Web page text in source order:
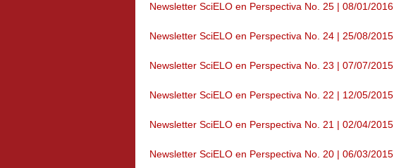
Newsletter SciELO en Perspectiva No. 25 | 08/01/2016
Newsletter SciELO en Perspectiva No. 24 | 25/08/2015
Newsletter SciELO en Perspectiva No. 23 | 07/07/2015
Newsletter SciELO en Perspectiva No. 22 | 12/05/2015
Newsletter SciELO en Perspectiva No. 21 | 02/04/2015
Newsletter SciELO en Perspectiva No. 20 | 06/03/2015